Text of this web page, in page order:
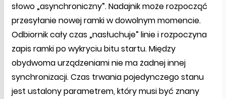
słowo „asynchroniczny”. Nadajnik może rozpocząć
przesyłanie nowej ramki w dowolnym momencie.
Odbiornik cały czas „nasłuchuje” linie i rozpoczyna
zapis ramki po wykryciu bitu startu. Między
obydwoma urządzeniami nie ma żadnej innej
synchronizacji. Czas trwania pojedynczego stanu
jest ustalony parametrem, który musi być znany